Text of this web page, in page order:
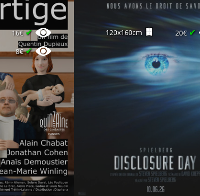
16€✔
8€✔
120x160cm 20€✔